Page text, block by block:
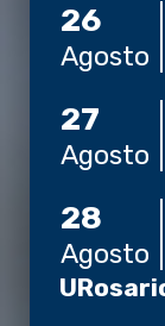
26
Agosto
27
Agosto
28
Agosto